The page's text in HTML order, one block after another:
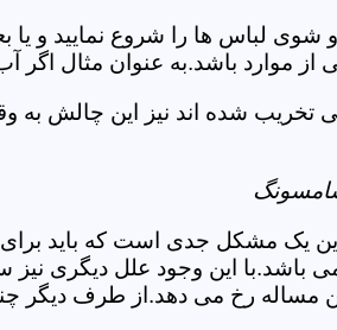
لباس ها را شروع نمایید و
موارد باشد.به عنوان مثال
شده اند نیز این چالش به
یک مشکل جدی است که باید
می باشد.با این وجود علل
مساله رخ می دهد.از طرف